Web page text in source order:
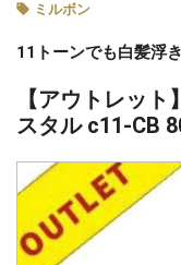
ミルボン
11トーンでも白髪浮
【アウトレッ
スタル c11-CB